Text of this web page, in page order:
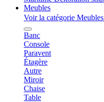
Meubles
Voir la catégorie Meubles
Banc
Console
Paravent
Étagère
Autre
Miroir
Chaise
Table